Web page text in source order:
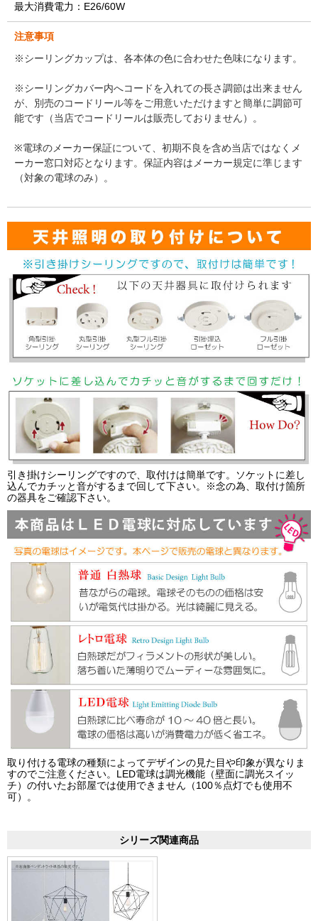
最大消費電力：E26/60W
注意事項
※シーリングカップは、各本体の色に合わせた色味になります。
※シーリングカバー内へコードを入れての長さ調節は出来ません
が、別売のコードリール等をご用意いただけますと簡単に調節可
能です（当店でコードリールは販売しておりません）。
※電球のメーカー保証について、初期不良を含め当店ではなくメ
ーカー窓口対応となります。保証内容はメーカー規定に準じます
（対象の電球のみ）。
引き掛けシーリングですので、取付けは簡単です。ソケットに差し
込んでカチッと音がするまで回して下さい。※念の為、取付け箇所
の器具をご確認下さい。
取り付ける電球の種類によってデザインの見た目や印象が異なりま
すのでご注意ください。LED電球は調光機能（壁面に調光スイッ
チ）の付いたお部屋では使用できません（100％点灯でも使用不
可）。
シリーズ関連商品